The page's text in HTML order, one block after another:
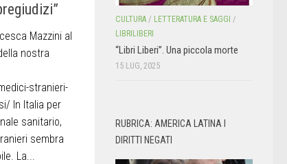
Mazzini al
nostra
stranieri-
In Italia per
sanitario,
sembra
La...
CULTURA / LETTERATURA E SAGGI /
LIBRILIBERI
“Libri Liberi”. Una piccola morte
15 LUG, 2025
RUBRICA: AMERICA LATINA I
DIRITTI NEGATI